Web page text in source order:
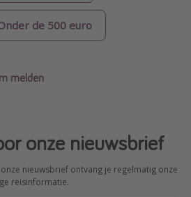
de 500 euro
melden
onze nieuwsbrief
nieuwsbrief ontvang je regelmatig onze
reisinformatie.